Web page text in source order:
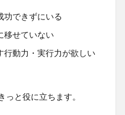
功できずにいる
移せていない
行動力・実行力が欲しい
と役に立ちます。